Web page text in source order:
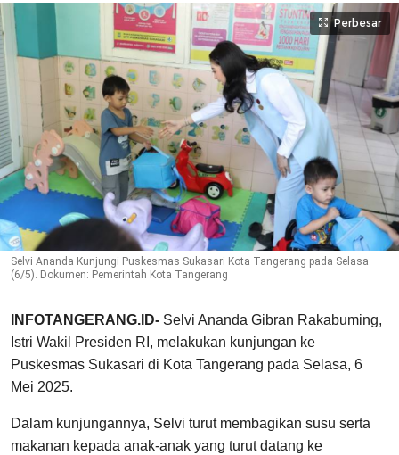
Perbesar
Selvi Ananda Kunjungi Puskesmas Sukasari Kota Tangerang pada Selasa
(6/5). Dokumen: Pemerintah Kota Tangerang
INFOTANGERANG.ID- Selvi Ananda Gibran Rakabuming,
Istri Wakil Presiden RI, melakukan kunjungan ke
Puskesmas Sukasari di Kota Tangerang pada Selasa, 6
Mei 2025.
Dalam kunjungannya, Selvi turut membagikan susu serta
makanan kepada anak-anak yang turut datang ke